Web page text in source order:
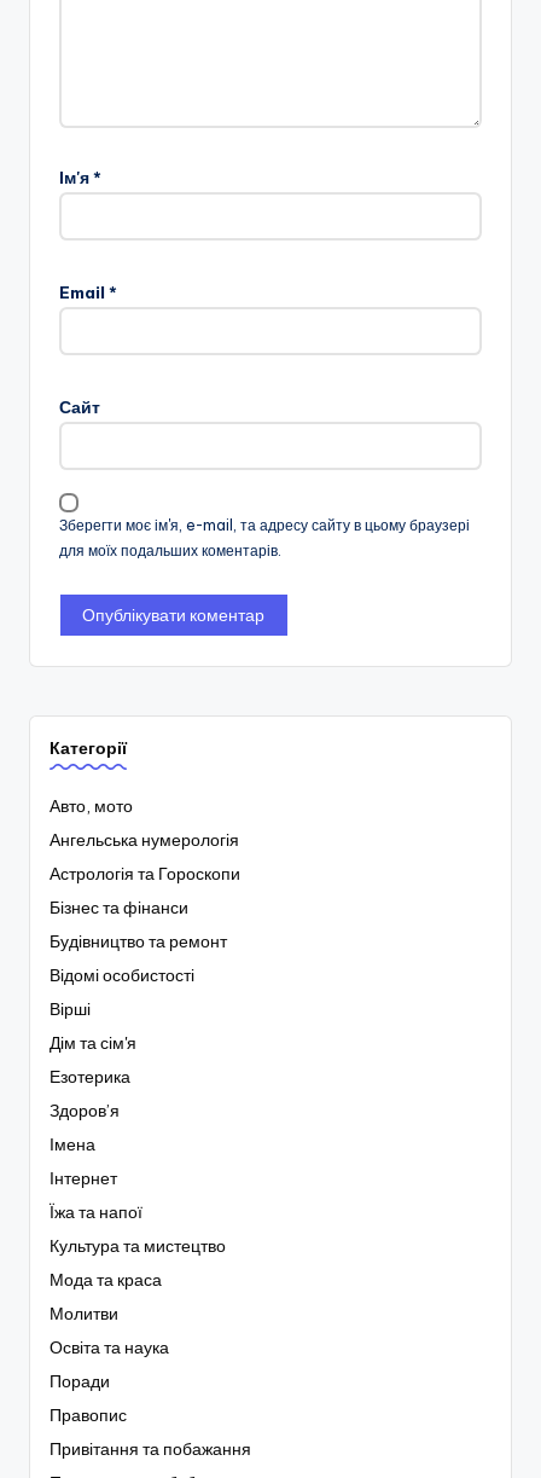
Ім'я*
Email *
Сайт
Зберегти моє ім'я, e-mail, та адресу сайту в цьому браузері
для моїх подальших коментарів.
Категорії
Авто, мото
Ангельська нумерологія
Астрологія та Гороскопи
Бізнес та фінанси
Будівництво та ремонт
Відомі особистості
Вірші
Дім та сім'я
Езотерика
Здоров’я
Імена
Інтернет
Їжа та напої
Культура та мистецтво
Мода та краса
Молитви
Освіта та наука
Поради
Правопис
Привітання та побажання